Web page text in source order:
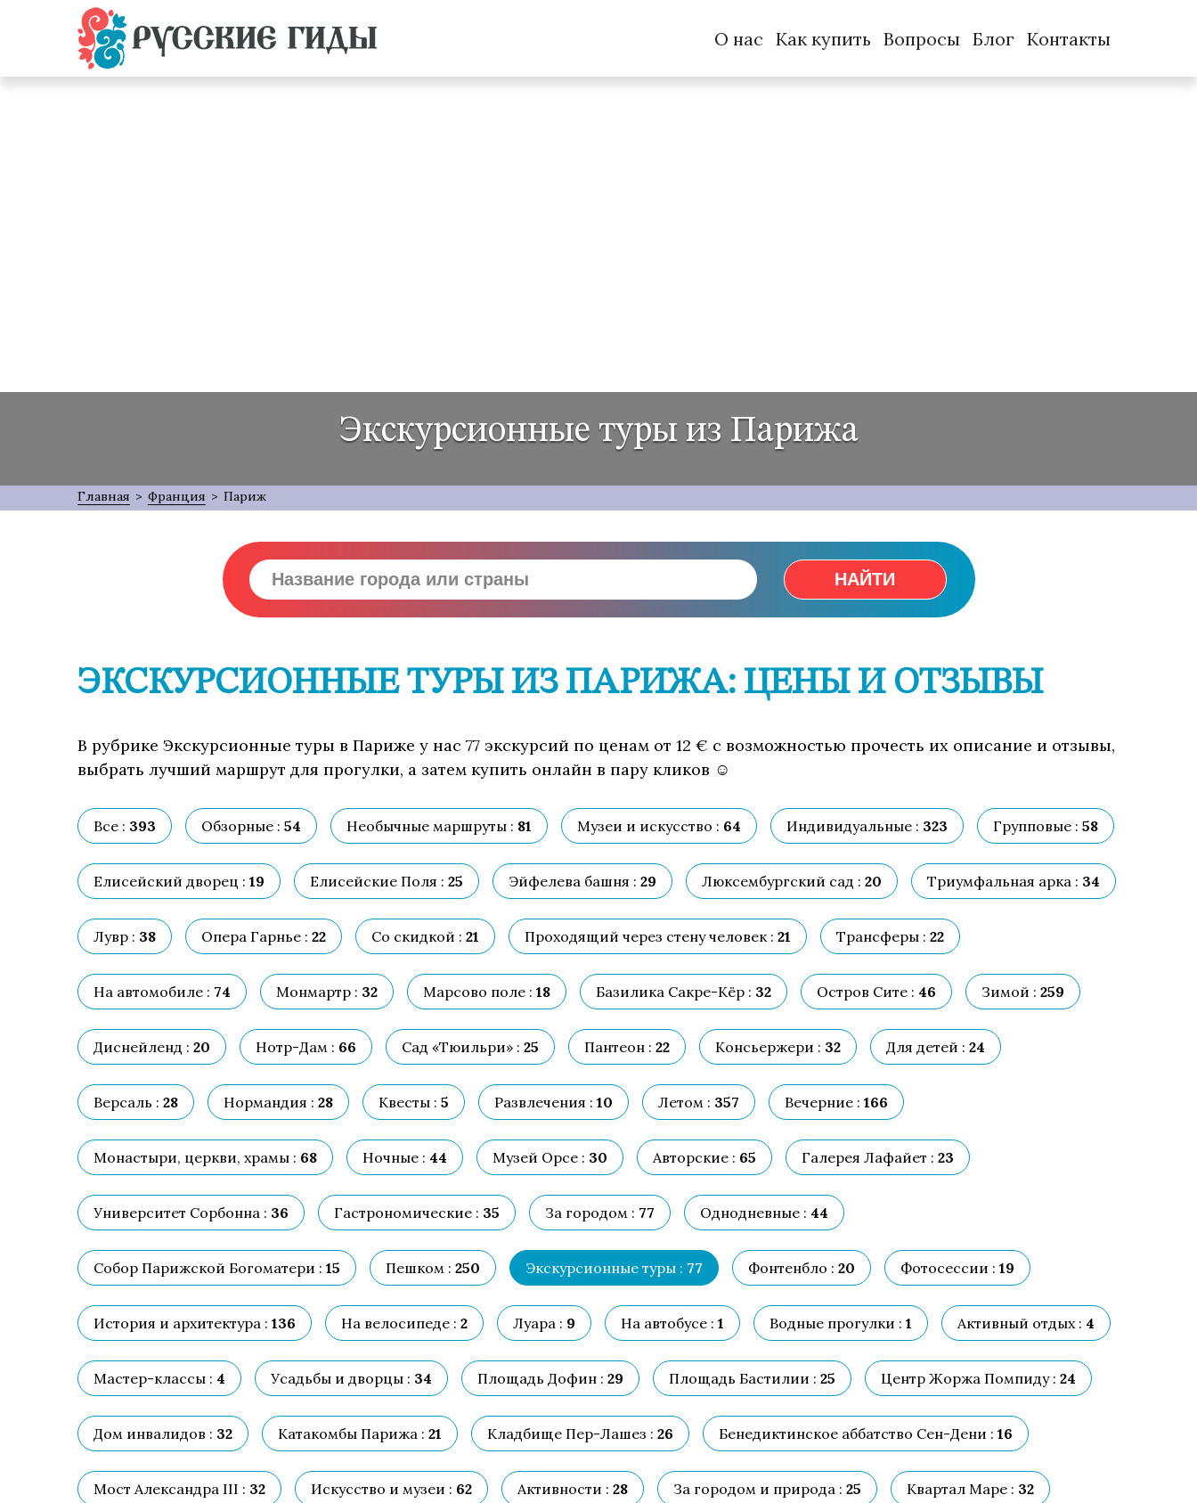
О нас Как купить Вопросы Блог Контакты
Экскурсионные туры из Парижа
Главная > Франция > Париж
НАЙТИ
ЭКСКУРСИОННЫЕ ТУРЫ ИЗ ПАРИЖА: ЦЕНЫ И ОТЗЫВЫ
В рубрике Экскурсионные туры в Париже у нас 77 экскурсий по ценам от 12 € с возможностью прочесть их описание и отзывы,
выбрать лучший маршрут для прогулки, а затем купить онлайн в пару кликов ☺
Все : 393 Обзорные : 54 Необычные маршруты : 81 Музеи и искусство : 64 Индивидуальные : 323 Групповые : 58
Елисейский дворец : 19 Елисейские Поля : 25 Эйфелева башня : 29 Люксембургский сад : 20 Триумфальная арка : 34
Лувр : 38 Опера Гарнье : 22 Со скидкой : 21 Проходящий через стену человек : 21 Трансферы : 22
На автомобиле : 74 Монмартр : 32 Марсово поле : 18 Базилика Сакре-Кёр : 32 Остров Сите : 46 Зимой : 259
Диснейленд : 20 Нотр-Дам : 66 Сад «Тюильри» : 25 Пантеон : 22 Консьержери : 32 Для детей : 24
Версаль : 28 Нормандия : 28 Квесты : 5 Развлечения : 10 Летом : 357 Вечерние : 166
Монастыри, церкви, храмы : 68 Ночные : 44 Музей Орсе : 30 Авторские : 65 Галерея Лафайет : 23
Университет Сорбонна : 36 Гастрономические : 35 За городом : 77 Однодневные : 44
Собор Парижской Богоматери : 15 Пешком : 250 Экскурсионные туры : 77 Фонтенбло : 20 Фотосессии : 19
История и архитектура : 136 На велосипеде : 2 Луара : 9 На автобусе : 1 Водные прогулки : 1 Активный отдых : 4
Мастер-классы : 4 Усадьбы и дворцы : 34 Площадь Дофин : 29 Площадь Бастилии : 25 Центр Жоржа Помпиду : 24
Дом инвалидов : 32 Катакомбы Парижа : 21 Кладбище Пер-Лашез : 26 Бенедиктинское аббатство Сен-Дени : 16
Мост Александра III : 32 Искусство и музеи : 62 Активности : 28 За городом и природа : 25 Квартал Маре : 32